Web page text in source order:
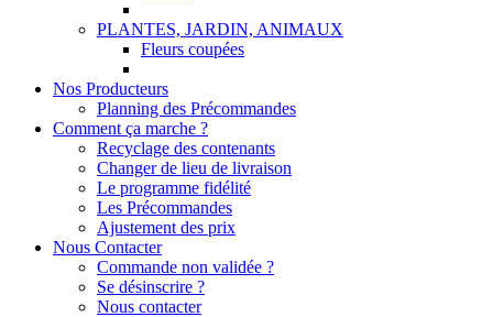
PLANTES, JARDIN, ANIMAUX
Fleurs coupées
Nos Producteurs
Planning des Précommandes
Comment ça marche ?
Recyclage des contenants
Changer de lieu de livraison
Le programme fidélité
Les Précommandes
Ajustement des prix
Nous Contacter
Commande non validée ?
Se désinscrire ?
Nous contacter